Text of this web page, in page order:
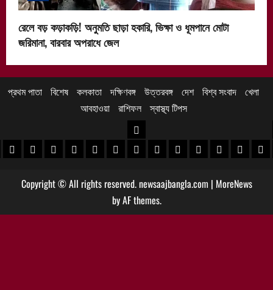
রেলে বড় কড়াকড়ি! অনুমতি ছাড়া হকারি, ভিক্ষা ও ধূমপানে মোটা
জরিমানা, বারবার অপরাধে জেল
প্রথম পাতা বিশেষ কলকাতা দক্ষিণবঙ্গ উত্তরবঙ্গ দেশ বিশ্ব সংবাদ খেলা
আবহাওয়া
রাশিফল স্বাস্থ্য টিপস
খবর
খবর
পুরুলিয়া খবর
বাঁকুড়া খবরপশ্চিম বর্ধমান খবর
পূর্ব বর্ধমান খবর
বীরভূম খবরমুর্শিদাবাদ খবর
উত্তরবঙ্গ
কোচবিহার নিউজ
আলিপুরদুয়ার খবর
জলপাইগুড়ি খবর
শিলিগুড়ি খবর
উত্তরদক্ষিণ
Copyright © All rights reserved. newsaajbangla.com | MoreNews
by AF themes.